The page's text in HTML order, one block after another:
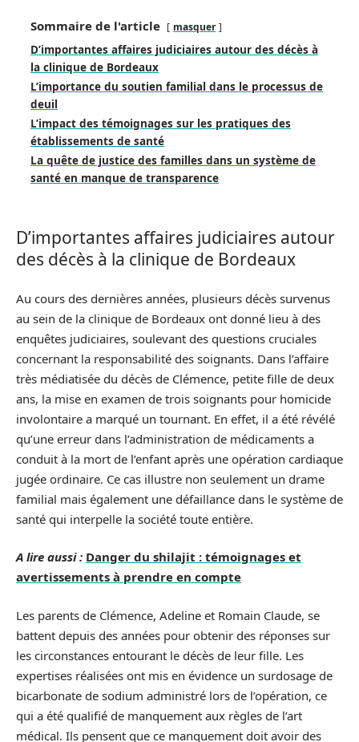
Sommaire de l'article masquer
D’importantes affaires judiciaires autour des décès à
la clinique de Bordeaux
L’importance du soutien familial dans le processus de
deuil
L’impact des témoignages sur les pratiques des
établissements de santé
La quête de justice des familles dans un système de
santé en manque de transparence
D’importantes affaires judiciaires autour
des décès à la clinique de Bordeaux
Au cours des dernières années, plusieurs décès survenus
au sein de la clinique de Bordeaux ont donné lieu à des
enquêtes judiciaires, soulevant des questions cruciales
concernant la responsabilité des soignants. Dans l’affaire
très médiatisée du décès de Clémence, petite fille de deux
ans, la mise en examen de trois soignants pour homicide
involontaire a marqué un tournant. En effet, il a été révélé
qu’une erreur dans l’administration de médicaments a
conduit à la mort de l’enfant après une opération cardiaque
jugée ordinaire. Ce cas illustre non seulement un drame
familial mais également une défaillance dans le système de
santé qui interpelle la société toute entière.
A lire aussi : Danger du shilajit : témoignages et
avertissements à prendre en compte
Les parents de Clémence, Adeline et Romain Claude, se
battent depuis des années pour obtenir des réponses sur
les circonstances entourant le décès de leur fille. Les
expertises réalisées ont mis en évidence un surdosage de
bicarbonate de sodium administré lors de l’opération, ce
qui a été qualifié de manquement aux règles de l’art
médical. Ils pensent que ce manquement doit avoir des